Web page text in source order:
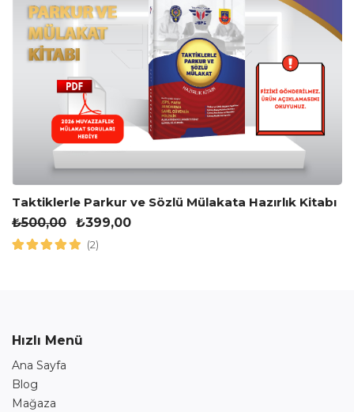
Taktiklerle Parkur ve Sözlü Mülakata Hazırlık Kitabı
₺500,00 ₺399,00
(2)
Hızlı Menü
Ana Sayfa
Blog
Mağaza